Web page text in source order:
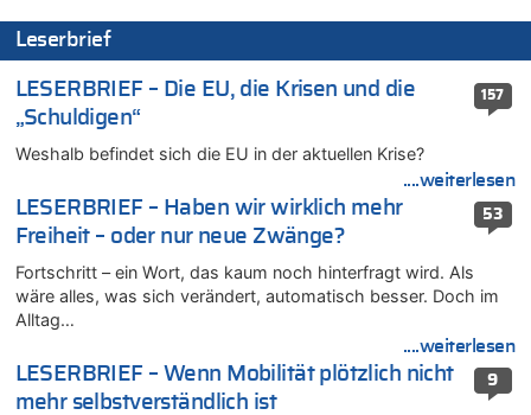
06.08.2026 - 13:34 von Zeitzeuge zu
06.08.2026 - 13:27 von Hubert F. zu
Wasserstand des Rheins in NRW so niedrig wie noch nie
06.08.2026 - 13:20 von Speck für die Mâuse zu
FIFA-Spitze demonstriert Einigkeit trotz Kritik und neuer
Vorwürfe gegen Präsident Gianni Infantino
06.08.2026 - 12:41 von Hugo Egon Bernhard von Sinnen zu
Frau hörte Stimmen aus Haus des verstorbenen Nachbarn
06.08.2026 - 12:36 von Gärlinde zu
Aachen ab 11. August wieder Mekka des Pferdesports –
06.08.2026 - 12:26 von Guido Scholzen zu
Zweite Hitzewelle in diesem Sommer ist jetzt amtlich
Leserbrief
157
LESERBRIEF – Die EU, die Krisen und die
„Schuldigen“
Weshalb befindet sich die EU in der aktuellen Krise?
....weiterlesen
53
LESERBRIEF – Haben wir wirklich mehr
Freiheit – oder nur neue Zwänge?
Fortschritt – ein Wort, das kaum noch hinterfragt wird. Als
wäre alles, was sich verändert, automatisch besser. Doch im
Alltag…
....weiterlesen
9
LESERBRIEF – Wenn Mobilität plötzlich nicht
mehr selbstverständlich ist